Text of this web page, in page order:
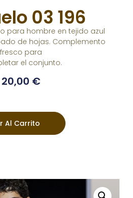
03 196
para hombre en tejido azul
de hojas. Complemento
fresco para
el conjunto.
20,00 €
Al Carrito